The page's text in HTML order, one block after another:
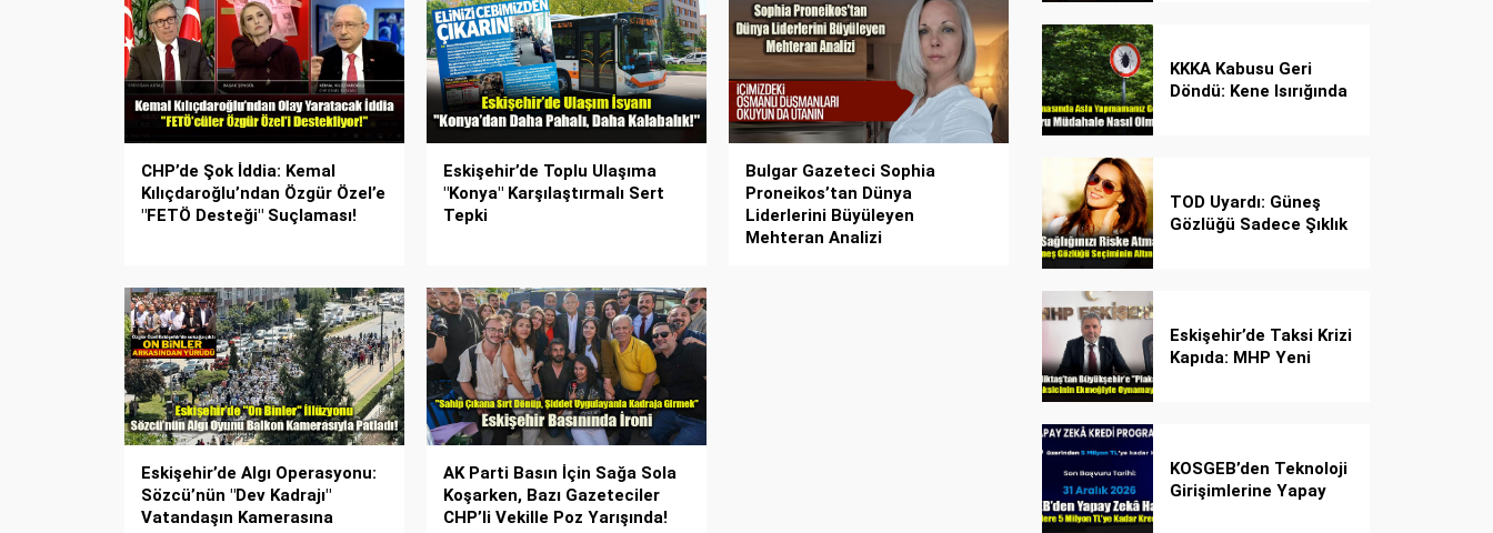
CHP’de Şok İddia: Kemal
Kılıçdaroğlu’ndan Özgür Özel’e
"FETÖ Desteği" Suçlaması!
Eskişehir’de Toplu Ulaşıma
"Konya" Karşılaştırmalı Sert
Tepki
Bulgar Gazeteci Sophia
Proneikos’tan Dünya
Liderlerini Büyüleyen
Mehteran Analizi
Eskişehir’de Algı Operasyonu:
Sözcü’nün "Dev Kadrajı"
Vatandaşın Kamerasına
AK Parti Basın İçin Sağa Sola
Koşarken, Bazı Gazeteciler
CHP’li Vekille Poz Yarışında!
KKKA Kabusu Geri
Döndü: Kene Isırığında
TOD Uyardı: Güneş
Gözlüğü Sadece Şıklık
Eskişehir’de Taksi Krizi
Kapıda: MHP Yeni
KOSGEB’den Teknoloji
Girişimlerine Yapay